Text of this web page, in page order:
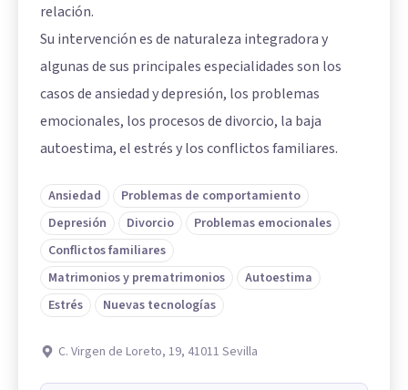
relación.
Su intervención es de naturaleza integradora y
algunas de sus principales especialidades son los
casos de ansiedad y depresión, los problemas
emocionales, los procesos de divorcio, la baja
autoestima, el estrés y los conflictos familiares.
Ansiedad
Problemas de comportamiento
Depresión
Divorcio
Problemas emocionales
Conflictos familiares
Matrimonios y prematrimonios
Autoestima
Estrés
Nuevas tecnologías
C. Virgen de Loreto, 19, 41011 Sevilla